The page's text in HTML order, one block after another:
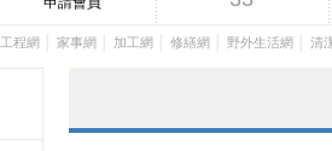
工程網 家事網 加工網 修繕網 野外生活網 清